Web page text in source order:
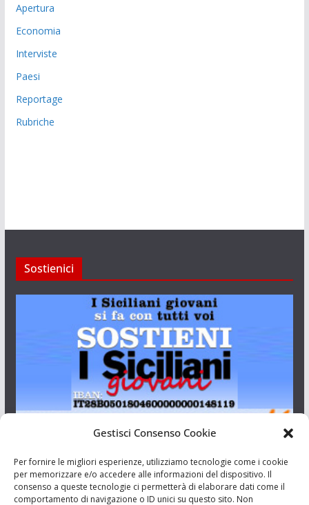
Gestisci Consenso Cookie
Per fornire le migliori esperienze, utilizziamo tecnologie come i cookie
per memorizzare e/o accedere alle informazioni del dispositivo. Il
consenso a queste tecnologie ci permetterà di elaborare dati come il
comportamento di navigazione o ID unici su questo sito. Non
Apertura
Economia
Interviste
Paesi
Reportage
Rubriche
Sostienici
Aut. del tribunale di Catania n.23/2011 del 20/09/2011 Dir.